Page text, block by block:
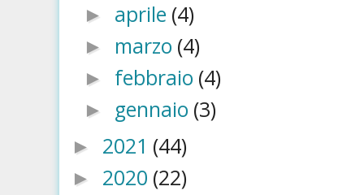
► aprile (4)
► marzo (4)
► febbraio (4)
► gennaio (3)
► 2021 (44)
► 2020 (22)